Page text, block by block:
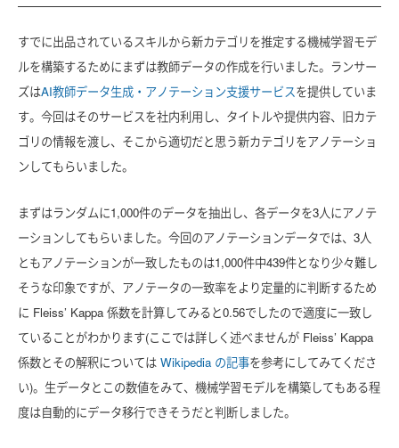
すでに出品されているスキルから新カテゴリを推定する機械学習モデ
ルを構築するためにまずは教師データの作成を行いました。ランサー
ズはAI教師データ生成・アノテーション支援サービスを提供していま
す。今回はそのサービスを社内利用し、タイトルや提供内容、旧カテ
ゴリの情報を渡し、そこから適切だと思う新カテゴリをアノテーショ
ンしてもらいました。
まずはランダムに1,000件のデータを抽出し、各データを3人にアノテ
ーションしてもらいました。今回のアノテーションデータでは、3人
ともアノテーションが一致したものは1,000件中439件となり少々難し
そうな印象ですが、アノテータの一致率をより定量的に判断するため
に Fleiss’ Kappa 係数を計算してみると0.56でしたので適度に一致し
ていることがわかります(ここでは詳しく述べませんが Fleiss’ Kappa
係数とその解釈については Wikipedia の記事を参考にしてみてくださ
い)。生データとこの数値をみて、機械学習モデルを構築してもある程
度は自動的にデータ移行できそうだと判断しました。